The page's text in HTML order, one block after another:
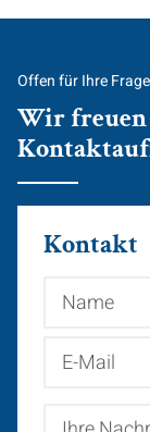
Offen für Ihre
Wir freuen
Kontakt
Mail
Nachricht